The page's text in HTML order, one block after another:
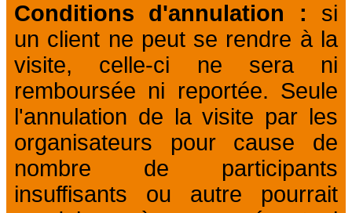
Conditions d'annulation : si
un client ne peut se rendre à la
visite, celle-ci ne sera ni
remboursée ni reportée. Seule
l'annulation de la visite par les
organisateurs pour cause de
nombre de participants
insuffisants ou autre pourrait